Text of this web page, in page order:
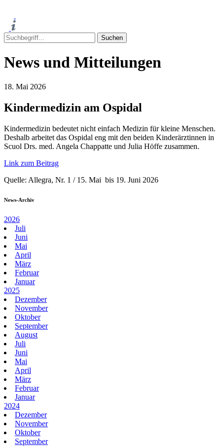
News und Mitteilungen
18. Mai 2026
Kindermedizin am Ospidal
Kindermedizin bedeutet nicht einfach Medizin für kleine Menschen.
Deshalb arbeitet das Ospidal eng mit den beiden Kinderärztinnen in
Scuol Drs. med. Angela Chappatte und Julia Höffe zusammen.
Link zum Beitrag
Quelle: Allegra, Nr. 1 / 15. Mai bis 19. Juni 2026
News-Archiv
2026
Juli
Juni
Mai
April
März
Februar
Januar
2025
Dezember
November
Oktober
September
August
Juli
Juni
Mai
April
März
Februar
Januar
2024
Dezember
November
Oktober
September